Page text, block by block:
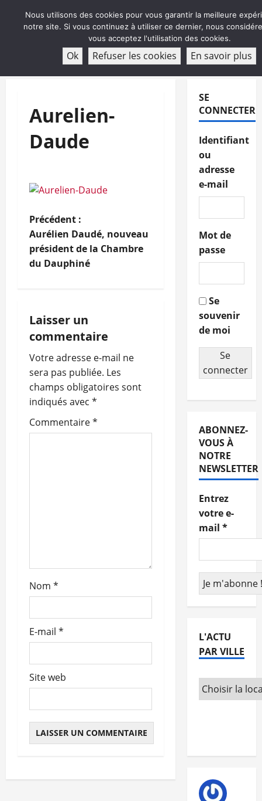
ABONNEMENT
Aurelien-
Daude
N
a
v
g
a
t
i
o
t
i
c
l
e
Précédent :
Aurélien Daudé, nouveau
président de la Chambre
du Dauphiné
Laisser un
commentaire
Votre adresse e-mail ne
sera pas publiée. Les
champs obligatoires sont
indiqués avec *
Commentaire*
Nom *
E-mail *
Site web
SE
CONNECTER
Identifiant
ou
adresse
e-mail
Mot de
passe
Se
souvenir
de moi
Se
connecter
ABONNEZ-
VOUS À
NOTRE
NEWSLETTER
Entrez
votre e-
mail *
L'ACTU
PAR VILLE
Nous utilisons des cookies pour vous garantir la meilleure
notre site. Si vous continuez à utiliser ce dernier, nous
vous acceptez l'utilisation des cookies.
Ok Refuser les cookies En savoir plus